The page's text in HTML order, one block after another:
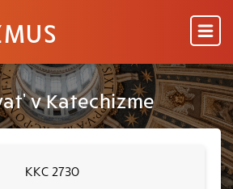
v Katechizme
KKC 2730